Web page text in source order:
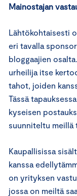
Mainostajan
Lähtökohtaisesti
eri tavalla
bloggaajien
urheilija itse
tahot, joiden
Tässä
kyseisen
suunniteltu meillä
Kaupallisissa
kanssa
on yrityksen
jossa on meiltä